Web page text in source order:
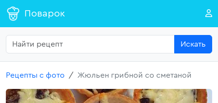
Поварок
Искать
Рецепты с фото Жюльен грибной со сметаной